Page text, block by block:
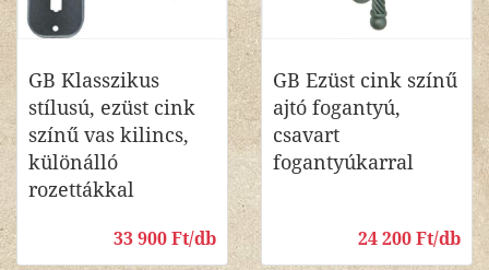
GB Klasszikus
stílusú, ezüst cink
színű vas kilincs,
különálló
rozettákkal
33 900 Ft/db
GB Ezüst cink színű
ajtó fogantyú,
csavart
fogantyúkarral
24 200 Ft/db